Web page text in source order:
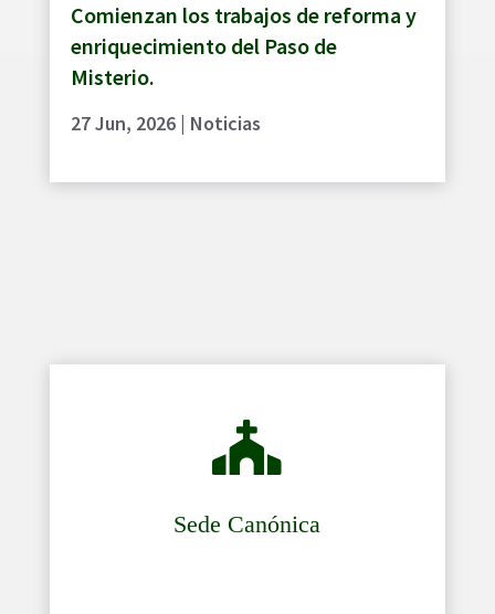
Comienzan los trabajos de reforma y
enriquecimiento del Paso de
Misterio.
27 Jun, 2026| Noticias

Sede Canónica